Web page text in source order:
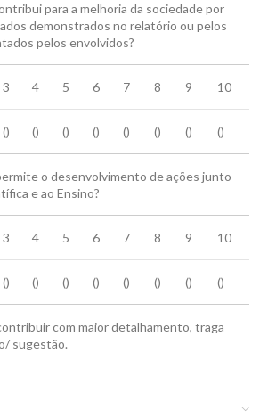
para a melhoria da sociedade por
demonstrados no relatório ou pelos
pelos envolvidos?
3 4 5 6 7 8 9 10
() () () () () () () ()
o desenvolvimento de ações junto
e ao Ensino?
3 4 5 6 7 8 9 10
() () () () () () () ()
com maior detalhamento, traga
sugestão.